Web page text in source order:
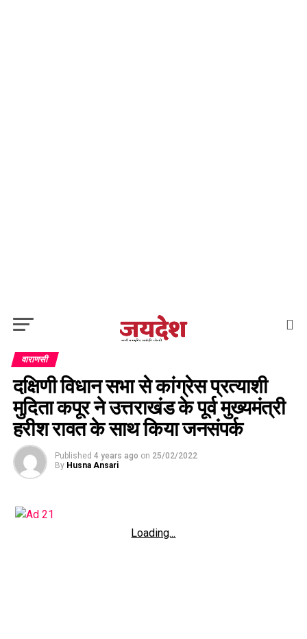
वाराणसी
दक्षिणी विधान सभा से कांग्रेस प्रत्याशी
मुदिता कपूर ने उत्तराखंड के पूर्व मुख्यमंत्री
हरीश रावत के साथ किया जनसंपर्क
Published 4 years ago on 25/02/2022
By Husna Ansari
Loading...